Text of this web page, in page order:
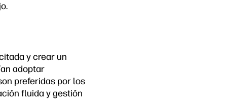
y crear un
adoptar
preferidas por los
fluida y gestión